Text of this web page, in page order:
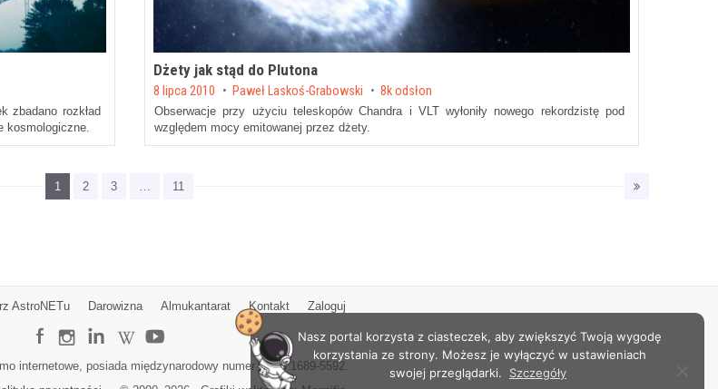
zbadano rozkład
kosmologiczne.
Dżety jak stąd do Plutona
Posted on
8 lipca 2010 by Paweł Laskoś-Grabowski 8k odsłon
Obserwacje przy użyciu teleskopów Chandra i VLT wyłoniły nowego rekordzistę pod
względem mocy emitowanej przez dżety.
1 2 3 … 11
AstroNETu Darowizna Almukantarat Kontakt Zaloguj
internetowe, posiada międzynarodowy numer ISSN 1689-5592.
Nasz portal korzysta z ciasteczek, aby zwiększyć Twoją wygodę
korzystania ze strony. Możesz je wyłączyć w ustawieniach
swojej przeglądarki.
Szczegóły